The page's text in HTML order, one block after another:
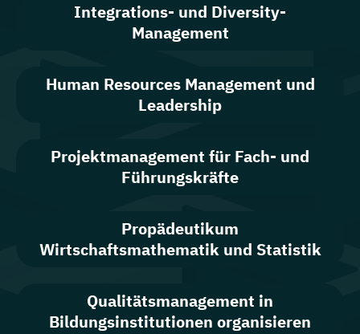
Integrations- und Diversity-
Management
Human Resources Management und
Leadership
Projektmanagement für Fach- und
Führungskräfte
Propädeutikum
Wirtschaftsmathematik und Statistik
Qualitätsmanagement in
Bildungsinstitutionen organisieren